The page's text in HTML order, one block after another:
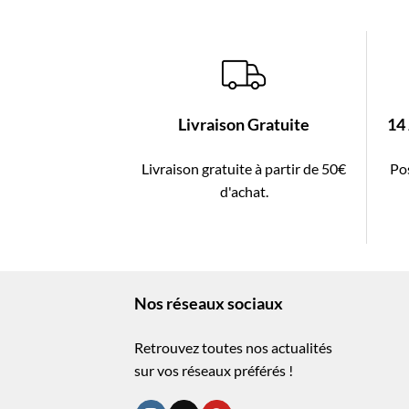
Livraison Gratuite
Livraison gratuite à partir de 50€
d'achat.
14
Nos réseaux sociaux
Retrouvez toutes nos actualités
sur vos réseaux préférés !